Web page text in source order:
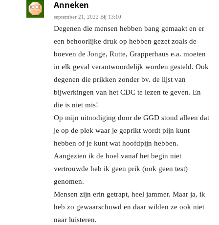
Anneken
september 21, 2022 Bij 13:10
Degenen die mensen hebben bang gemaakt en er
een behoorlijke druk op hebben gezet zoals de
boeven de Jonge, Rutte, Grapperhaus e.a. moeten
in elk geval verantwoordelijk worden gesteld. Ook
degenen die prikken zonder bv. de lijst van
bijwerkingen van het CDC te lezen te geven. En
die is niet mis!
Op mijn uitnodiging door de GGD stond alleen dat
je op de plek waar je geprikt wordt pijn kunt
hebben of je kunt wat hoofdpijn hebben.
Aangezien ik de boel vanaf het begin niet
vertrouwde heb ik geen prik (ook geen test)
genomen.
Mensen zijn erin getrapt, heel jammer. Maar ja, ik
heb zo gewaarschuwd en daar wilden ze ook niet
naar luisteren.